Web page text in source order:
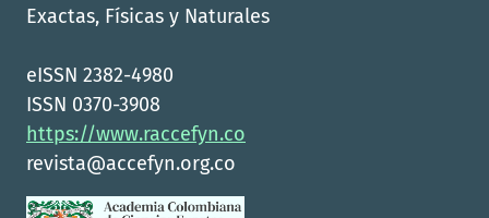
Exactas, Físicas y Naturales
eISSN 2382-4980
ISSN 0370-3908
https://www.raccefyn.co
revista@accefyn.org.co